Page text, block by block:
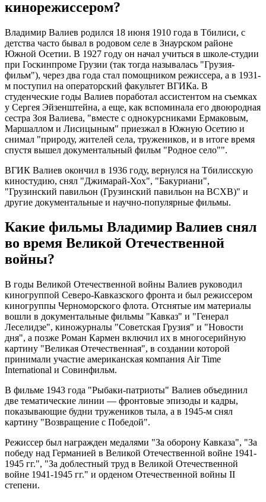
кинорежиссером?
Владимир Валиев родился 18 июня 1910 года в Тбилиси, с
детства часто бывал в родовом селе в Знаурском районе
Южной Осетии. В 1927 году он начал учиться в школе-студии
при Госкинпроме Грузии (так тогда называлась "Грузия-
фильм"), через два года стал помощником режиссера, а в 1931-
м поступил на операторский факультет ВГИКа. В
студенческие годы Валиев поработал ассистентом на съемках
у Сергея Эйзенштейна, а еще, как вспоминала его двоюродная
сестра Зоя Валиева, "вместе с однокурсниками Ермаковым,
Маршаллом и Лисицыным" приезжал в Южную Осетию и
снимал "природу, жителей села, тружеников, и в итоге время
спустя вышел документальный фильм "Родное село"".
ВГИК Валиев окончил в 1936 году, вернулся на Тбилисскую
киностудию, снял "Джимарай-Хох", "Бакуриани",
"Грузинский павильон (Грузинский павильон на ВСХВ)" и
другие документальные и научно-популярные фильмы.
Какие фильмы Владимир Валиев снял
во время Великой Отечественной
войны?
В годы Великой Отечественной войны Валиев руководил
киногруппой Северо-Кавказского фронта и был режиссером
киногруппы Черноморского флота. Отснятые им материалы
вошли в документальные фильмы "Кавказ" и "Генерал
Леселидзе", киножурналы "Советская Грузия" и "Новости
дня", а позже Роман Кармен включил их в многосерийную
картину "Великая Отечественная", в создании которой
принимали участие американская компания Air Time
International и Совинфильм.
В фильме 1943 года "Рыбаки-патриоты" Валиев объединил
две тематические линии — фронтовые эпизоды и кадры,
показывающие будни тружеников тыла, а в 1945-м снял
картину "Возвращение с Победой".
Режиссер был награжден медалями "За оборону Кавказа", "За
победу над Германией в Великой Отечественной войне 1941-
1945 гг.", "За доблестный труд в Великой Отечественной
войне 1941-1945 гг." и орденом Отечественной войны II
степени.